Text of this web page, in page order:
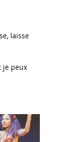
laisse
je peux